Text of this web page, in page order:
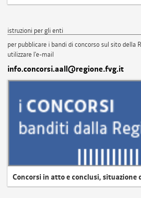
istruzioni per gli enti
per pubblicare i bandi di concorso sul sito della
utilizzare l'e-mail
info.concorsi.aall@regione.fvg.it
Concorsi in atto e conclusi,